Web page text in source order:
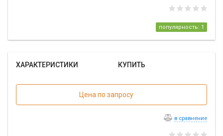
популярность: 1
ХАРАКТЕРИСТИКИ КУПИТЬ
Цена по запросу
в сравнение